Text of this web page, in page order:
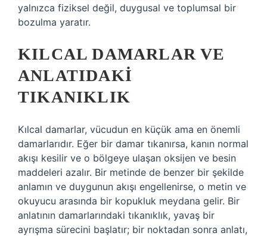
yalnızca fiziksel değil, duygusal ve toplumsal bir
bozulma yaratır.
KILCAL DAMARLAR VE
ANLATIDAKI
TIKANIKLIK
Kılcal damarlar, vücudun en küçük ama en önemli
damarlarıdır. Eğer bir damar tıkanırsa, kanın normal
akışı kesilir ve o bölgeye ulaşan oksijen ve besin
maddeleri azalır. Bir metinde de benzer bir şekilde
anlamın ve duygunun akışı engellenirse, o metin ve
okuyucu arasında bir kopukluk meydana gelir. Bir
anlatının damarlarındaki tıkanıklık, yavaş bir
ayrışma sürecini başlatır; bir noktadan sonra anlatı,